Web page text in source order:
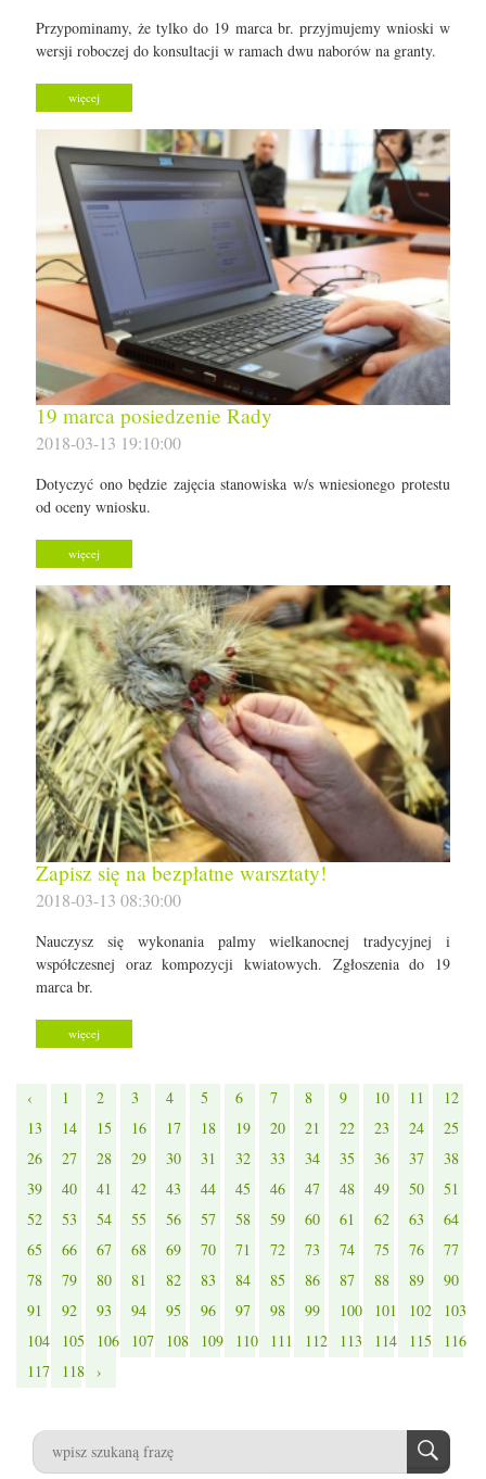
Przypominamy, że tylko do 19 marca br. przyjmujemy wnioski w
wersji roboczej do konsultacji w ramach dwu naborów na granty.
więcej
19 marca posiedzenie Rady
2018-03-13 19:10:00
Dotyczyć ono będzie zajęcia stanowiska w/s wniesionego protestu
od oceny wniosku.
więcej
Zapisz się na bezpłatne warsztaty!
2018-03-13 08:30:00
Nauczysz się wykonania palmy wielkanocnej tradycyjnej i
współczesnej oraz kompozycji kwiatowych. Zgłoszenia do 19
marca br.
więcej
‹ 1 2 3 4 5 6 7 8 9 10 11
12
13
14 15 16 17 18 19 20 21 22 23 24
25
26
27 28 29 30 31 32 33 34 35 36 37
38
39
40 41 42 43 44 45 46 47 48 49 50
51
52
53 54 55 56 57 58 59 60 61 62 63
64
65
66 67 68 69 70 71 72 73 74 75 76
77
78
79 80 81 82 83 84 85 86 87 88 89
90
91
92 93 94 95 96 97 98 99 100 101 102
103
104
105 106 107 108 109 110 111 112 113 114 115
116
117
118 ›